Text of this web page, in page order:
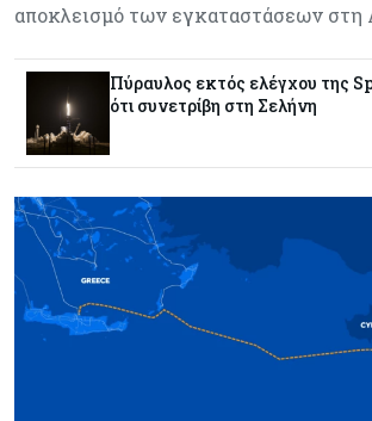
Εκτός των «καυτών σημείων»
η Κύπρος, λέει το ΤΠΑ
Τουρισμός
Σε κανονικούς ρυθμούς οι
ξενοδοχεία – Τι λένε ΣΤΕΚ και
2027
Κόσμος
Γιεν-δολάριο: Το επίπεδο που
κριτήριο της πορείας του
αποκλεισμό των εγκαταστάσεων στη
Πύραυλος εκτός ελέγχου της
ότι συνετρίβη στη Σελήνη